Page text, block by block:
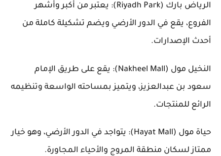
الرياض بارك (Riyadh Park): يعتبر من أكبر وأشهر
الفروع، يقع في الدور الأرضي ويضم تشكيلة كاملة من
أحدث الإصدارات.
النخيل مول (Nakheel Mall): يقع على طريق الإمام
سعود بن عبدالعزيز، ويتميز بمساحته الواسعة وتنظيمه
الرائع للمنتجات.
حياة مول (Hayat Mall): يتواجد في الدور الأرضي، وهو خيار
ممتاز لسكان منطقة المروج والأحياء المجاورة.